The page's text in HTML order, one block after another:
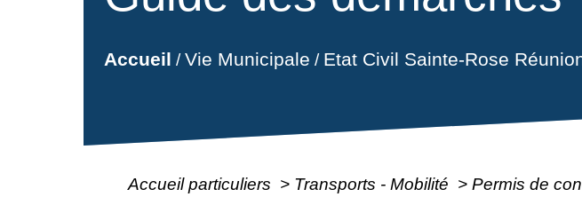
Accueil /Vie Municipale / Etat Civil Sainte-Rose
Accueil particuliers > Transports - Mobilité > Permis de